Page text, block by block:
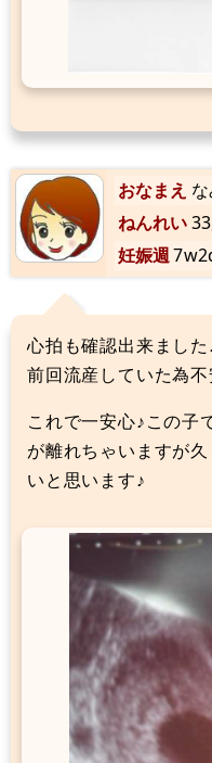
おなまえ
ねんれい
妊娠週
心拍も確認出来ました
前回流産していた為不
これで一安心♪この子
が離れちゃいますが
いと思います♪